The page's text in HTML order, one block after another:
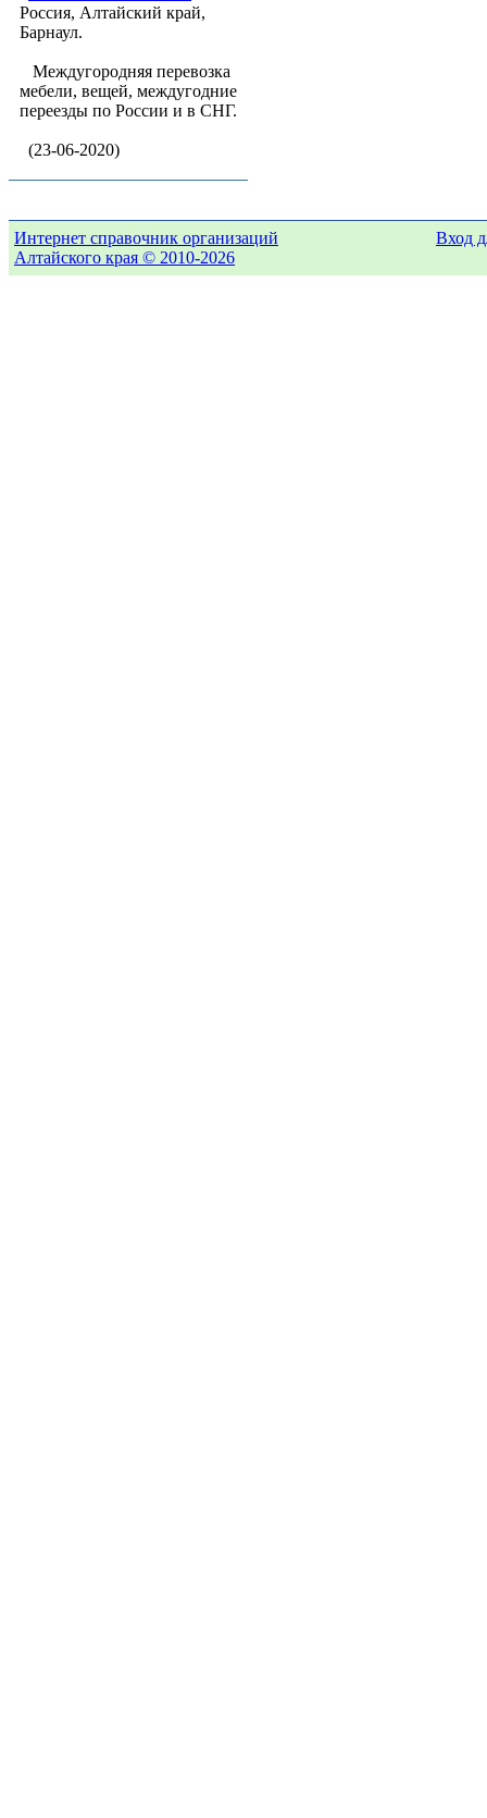
Россия, Алтайский край,
Барнаул.
Междугородняя перевозка
мебели, вещей, междугодние
переезды по России и в СНГ.
(23-06-2020)
Интернет справочник организаций
Алтайского края © 2010-2026
Вход